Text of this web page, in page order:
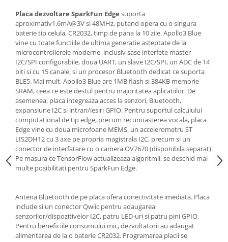
Filamente Speciale
Prusa I3 DIY Kit
Carti
Pentru Incepatori
Kituri incepatori Arduino
Pentru Incepatori
Micro:bit
Junior Robotics
Carti
Junior Robotics
Lego Education
Ugears
Kit Fun
Kit Roboti
Cadouri
Placa dezvoltare SparkFun Edge suporta
aproximativ1.6mA@3V si 48MHz, putand opera cu o singura
baterie tip celula, CR2032, timp de pana la 10 zile. Apollo3 Blue
vine cu toate functiile de ultima generatie asteptate de la
microcontrollerele moderne, inclusiv sase interfete master
I2C/SPI configurabile, doua UART, un slave I2C/SPI, un ADC de 14
biti si cu 15 canale, si un procesor Bluetooth dedicat ce suporta
BLE5. Mai mult, Apollo3 Blue are 1MB flash si 384KB memorie
SRAM, ceea ce este destul pentru majoritatea aplicatiilor. De
asemenea, placa integreaza acces la senzori, Bluetooth,
expansiune I2C si intrari/iesiri GPIO. Pentru suportul calculului
computational de tip edge, precum recunoasterea vocala, placa
Edge vine cu doua microfoane MEMS, un accelerometru ST
LIS2DH12 cu 3 axe pe propria magistrala I2C, precum si un
conector de interfatare cu o camera OV7670 (disponibila separat).
Pe masura ce TensorFlow actualizeaza algoritmii, se deschid mai
multe posibilitati pentru SparkFun Edge.
Antena Bluetooth de pe placa ofera conectivitate imediata. Placa
include si un conector Qwiic pentru adaugarea
senzorilor/dispozitivelor I2C, patru LED-uri si patru pini GPIO.
Pentru beneficiile consumului mic, dezvoltatorii au adaugat
alimentarea de la o baterie CR2032. Programarea placii se